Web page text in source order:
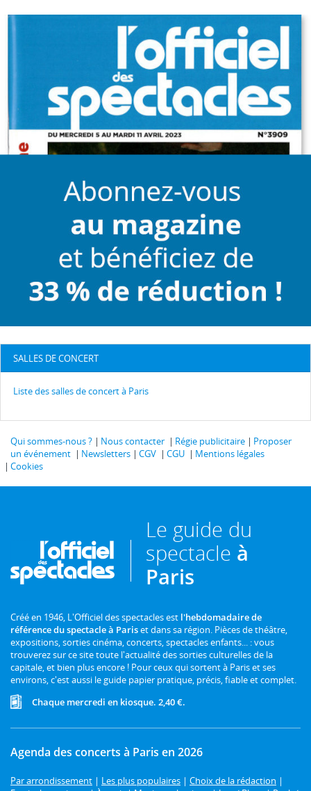
SALLES DE CONCERT
Liste des salles de concert à Paris
Qui sommes-nous ? Nous contacter Régie publicitaire
Proposer
un événement
Newsletters CGV CGU
Mentions légales
Cookies
Le guide du
spectacle à
Paris
Créé en 1946, L'Officiel des spectacles est l'hebdomadaire de
référence du spectacle à Pariset dans sa région. Pièces de théâtre,
expositions, sorties cinéma, concerts, spectacles enfants... : vous
trouverez sur ce site toute l'actualité des sorties culturelles de la
capitale, et bien plus encore ! Pour ceux qui sortent à Paris et ses
environs, c'est aussi le guide papier pratique, précis, fiable et complet.
Chaque mercredi en kiosque. 2,40 €.
Agenda des concerts à Paris en 2026
Par arrondissement | Les plus populaires | Choix de la rédaction |